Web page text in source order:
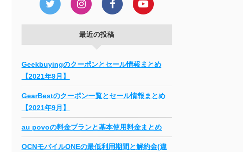
最近の投稿
Geekbuyingのクーポンとセール情報まとめ
【2021年9月】
GearBestのクーポン一覧とセール情報まとめ
【2021年9月】
au povoの料金プランと基本使用料金まとめ
OCNモバイルONEの最低利用期間と解約金(違